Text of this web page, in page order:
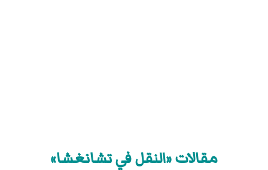
مقالات «النقل في تشانغشا»